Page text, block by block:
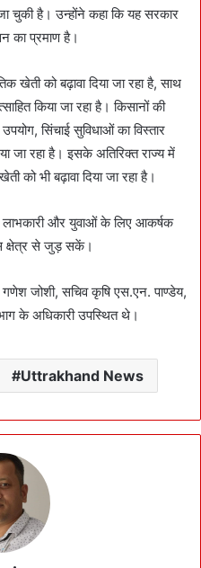
चुकी है। उन्होंने कहा कि यह सरकार
का प्रमाण है।
खेती को बढ़ावा दिया जा रहा है, साथ
किया जा रहा है। किसानों की
सिंचाई सुविधाओं का विस्तार
जा रहा है। इसके अतिरिक्त राज्य में
को भी बढ़ावा दिया जा रहा है।
लाभकारी और युवाओं के लिए आकर्षक
क्षेत्र से जुड़ सकें।
जोशी, सचिव कृषि एस.एन. पाण्डेय,
के अधिकारी उपस्थित थे।
Uttrakhand News